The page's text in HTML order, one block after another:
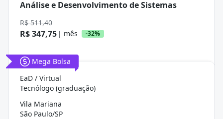
Análise e Desenvolvimento de Sistemas
R$ 511,40
R$ 347,75 | mês -32%
Mega Bolsa
EaD / Virtual
Tecnólogo (graduação)
Vila Mariana
São Paulo/SP